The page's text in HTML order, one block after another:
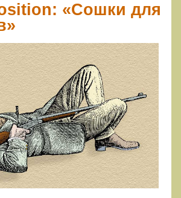
«Сошки для